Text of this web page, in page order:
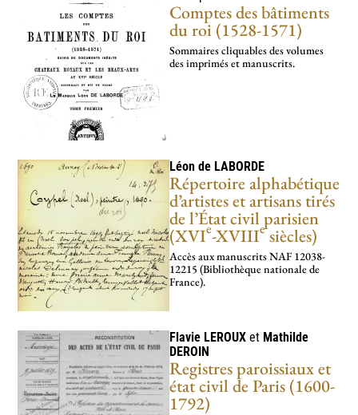
Comptes des bâtiments
du roi (1528-1571)
Sommaires cliquables des volumes
des imprimés et manuscrits.
Léon de LABORDE
Répertoire alphabétique
d’artistes et artisans tirés
de l’État civil parisien
(XVIe-XVIIIesiècles)
Accès aux manus­crits NAF 12038-
12215 (Bibliothèque nationale de
France).
Flavie LEROUX et Mathilde
DEROIN
Registres paroissiaux et
état civil de Paris (1600-
1792)